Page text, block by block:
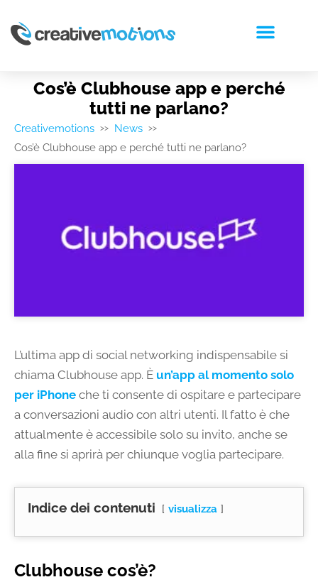
Cos’è Clubhouse app e perché
tutti ne parlano?
Creativemotions >> News >>
Cos’è Clubhouse app e perché tutti ne parlano?
L’ultima app di social networking indispensabile si
chiama Clubhouse app. È un’app al momento solo
per iPhone che ti consente di ospitare e partecipare
a conversazioni audio con altri utenti. Il fatto è che
attualmente è accessibile solo su invito, anche se
alla fine si aprirà per chiunque voglia partecipare.
Indice dei contenuti visualizza
Clubhouse cos’è?